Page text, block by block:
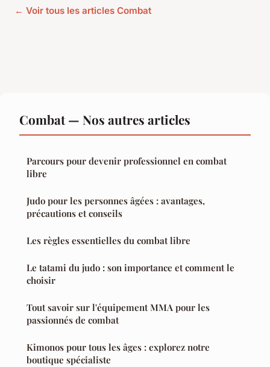
← Voir tous les articles Combat
Combat — Nos autres articles
Parcours pour devenir professionnel en combat
libre
Judo pour les personnes âgées : avantages,
précautions et conseils
Les règles essentielles du combat libre
Le tatami du judo : son importance et comment le
choisir
Tout savoir sur l'équipement MMA pour les
passionnés de combat
Kimonos pour tous les âges : explorez notre
boutique spécialiste